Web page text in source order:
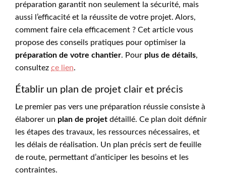
préparation garantit non seulement la sécurité, mais
aussi l’efficacité et la réussite de votre projet. Alors,
comment faire cela efficacement ? Cet article vous
propose des conseils pratiques pour optimiser la
préparation de votre chantier. Pour plus de détails,
consultez ce lien.
Établir un plan de projet clair et précis
Le premier pas vers une préparation réussie consiste à
élaborer un plan de projet détaillé. Ce plan doit définir
les étapes des travaux, les ressources nécessaires, et
les délais de réalisation. Un plan précis sert de feuille
de route, permettant d’anticiper les besoins et les
contraintes.